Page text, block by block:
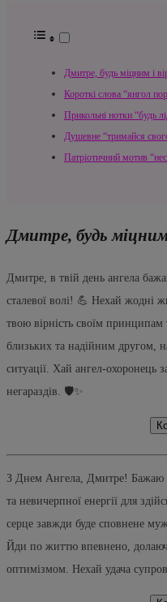
Дмитре, будь міцним і
Короткі слова “янгол
Прикольні нотки “будь
Душевне “тримайся
Патріотичний мотив
Дмитре, будь
Дмитре, в твій день ангела
сталевої волі! 💪 Нехай жодні
твою вірність своїм
близьких та надійним другом,
ситуації. Хай ангел-охоронець
негараздів. 🛡️✨
З Днем Ангела, Дмитре! Бажаю
та невичерпної енергії для
серце завжди буде сповнене
Йди по життю впевнено,
оптимізмом. Нехай удача